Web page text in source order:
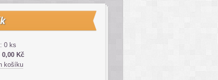
0 ks
0,00 Kč
košíku